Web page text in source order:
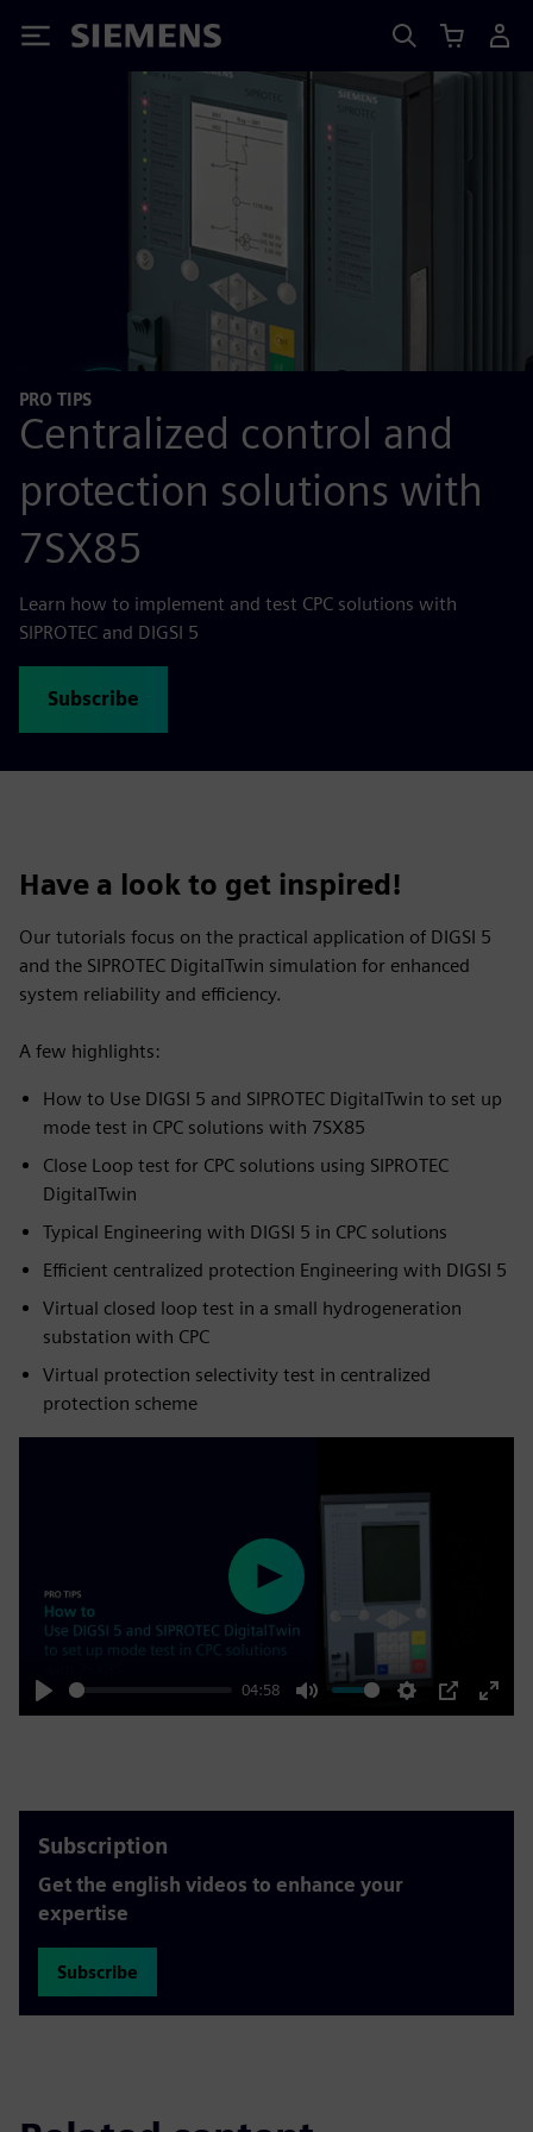
Siemens
PRO TIPS
Centralized control and
protection solutions with
7SX85
Learn how to implement and test CPC solutions with
SIPROTEC and DIGSI 5
Subscribe
Have a look to get inspired!
Our tutorials focus on the practical application of DIGSI 5
and the SIPROTEC DigitalTwin simulation for enhanced
system reliability and efficiency.
A few highlights:
How to Use DIGSI 5 and SIPROTEC DigitalTwin to set up
mode test in CPC solutions with 7SX85
Close Loop test for CPC solutions using SIPROTEC
DigitalTwin
Typical Engineering with DIGSI 5 in CPC solutions
Efficient centralized protection Engineering with DIGSI 5
Virtual closed loop test in a small hydrogeneration
substation with CPC
Virtual protection selectivity test in centralized
protection scheme
Play
04:58
Mute Settings
PIP
Enter
Play
Subscription
Get the english videos to enhance your
expertise
Subscribe